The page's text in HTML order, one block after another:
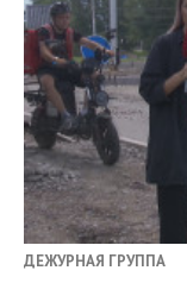
ДЕЖУРНАЯ ГРУППА